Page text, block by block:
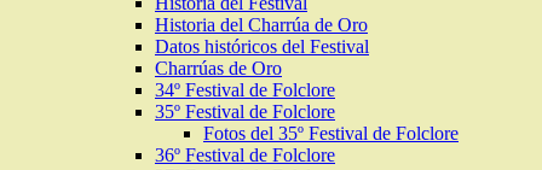
Historia del Charrúa de Oro
Datos históricos del Festival
Charrúas de Oro
34º Festival de Folclore
35º Festival de Folclore
Fotos del 35º Festival de Folclore
36º Festival de Folclore